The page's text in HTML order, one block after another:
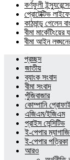
কর্ণফুলী
প্রোটেক্টিভ
কাঠমান্ডু গেলেন
বীমা
বীমা আইন
প্রচ্ছদ
জাতীয়
ব্যাংক সংবাদ
বীমা সংবাদ
পুঁজিবাজার
কোম্পানি
এজিএম/ইজিএম
প্রাইস সেন্সিটিভ
ই-পেপার
ই-পেপার পত্রিকা
আরও